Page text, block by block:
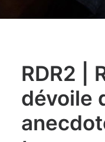
RDR2 |
dévoile